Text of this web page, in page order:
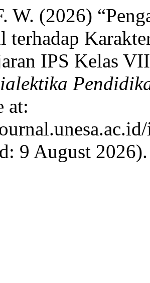
W. (2026)
terhadap
IPS Kelas
at:
9 August 2026).